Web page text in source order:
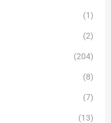
(1)
(2)
(204)
(8)
(7)
(13)